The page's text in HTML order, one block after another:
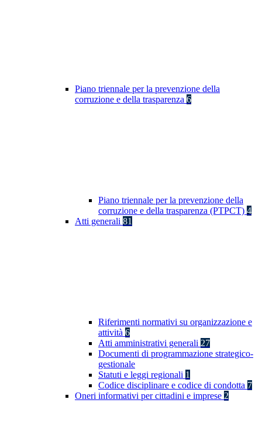
Piano triennale per la prevenzione della
corruzione e della trasparenza 6
Piano triennale per la prevenzione della
corruzione e della trasparenza (PTPCT) 4
Atti generali 81
Riferimenti normativi su organizzazione e
attività 6
Atti amministrativi generali 27
Documenti di programmazione strategico-
gestionale
Statuti e leggi regionali 1
Codice disciplinare e codice di condotta 7
Oneri informativi per cittadini e imprese 2